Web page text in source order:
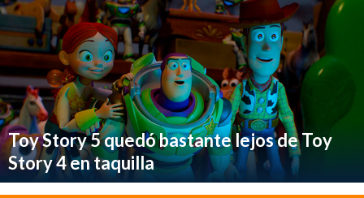
Toy Story 5 quedó bastante lejos de Toy
Story 4 en taquilla